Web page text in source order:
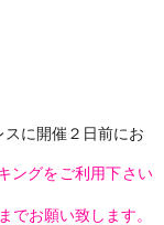
に開催２日前にお
ングをご利用下さい
でお願い致します。